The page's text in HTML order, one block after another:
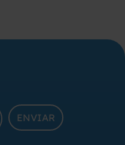
ENVIAR